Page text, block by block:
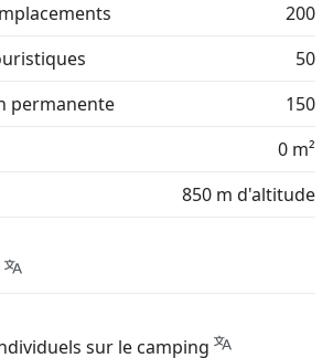
200
50
permanente
150
0 m²
850 m d'altitude
sur le camping